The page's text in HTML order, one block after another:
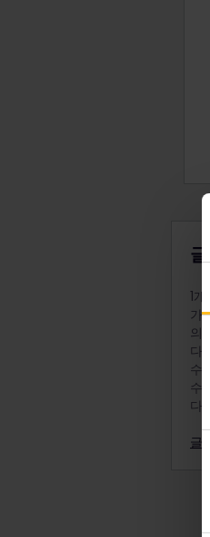
1
가
의
다.
수
수
다!
글